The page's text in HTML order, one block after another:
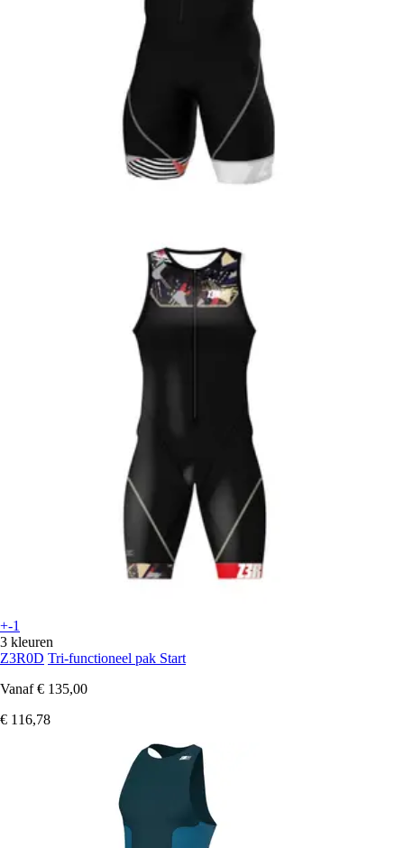
+-1
3 kleuren
Z3R0D Tri-functioneel pak Start
Vanaf € 135,00
€ 116,78